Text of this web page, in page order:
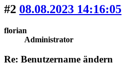
#2 08.08.2023 14:16:05
florian
Administrator
Re: Benutzername ändern